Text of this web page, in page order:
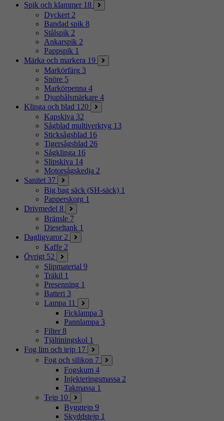
Spik och klammer 18
Dyckert 2
Bandad spik 8
Stålspik 2
Ankarspik 2
Pappspik 1
Märka och markera 19
Markörfärg 3
Snöre 5
Markörpenna 4
Djuphålsmärkare 4
Klinga och blad 120
Kapskiva 32
Sågblad multiverktyg 13
Sticksågsblad 16
Tigersågsblad 26
Sågklinga 16
Slipskiva 14
Motorsågskedja 2
Sanitet 37
Big bag säck (SH-säck) 1
Papperskorg 1
Drivmedel 8
Bränsle 7
Dieseltank 1
Dagligvaror 2
Kaffe 2
Övrigt 52
Slipmaterial 9
Träkil 1
Presenning 1
Batteri 3
Lampa 11
Ficklampa 3
Pannlampa 3
Filter 8
Tjältiningskol 1
Fog lim och tejp 17
Fog och silikon 7
Fogskum 4
Injekteringsmassa 2
Takmassa 1
Tejp 10
Byggtejp 9
Skyddstejp 1